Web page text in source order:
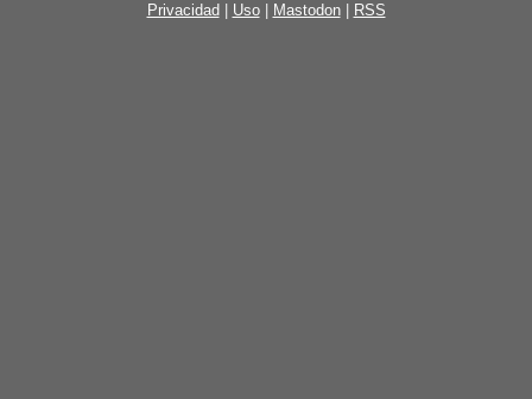
Privacidad Uso| Mastodon| RSS